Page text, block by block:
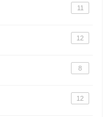
11
12
8
12